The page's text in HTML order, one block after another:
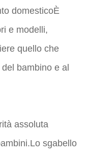
domesticoÈ
e modelli,
quello che
bambino e al
assoluta
sgabello